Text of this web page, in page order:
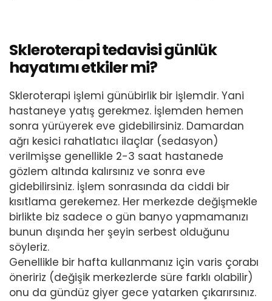
Skleroterapi tedavisi günlük
hayatımı etkiler mi?
Skleroterapi işlemi günübirlik bir işlemdir. Yani
hastaneye yatış gerekmez. İşlemden hemen
sonra yürüyerek eve gidebilirsiniz. Damardan
ağrı kesici rahatlatıcı ilaçlar (sedasyon)
verilmişse genellikle 2-3 saat hastanede
gözlem altında kalırsınız ve sonra eve
gidebilirsiniz. İşlem sonrasında da ciddi bir
kısıtlama gerekemez. Her merkezde değişmekle
birlikte biz sadece o gün banyo yapmamanızı
bunun dışında her şeyin serbest olduğunu
söyleriz.
Genellikle bir hafta kullanmanız için varis çorabı
öneririz (değişik merkezlerde süre farklı olabilir)
onu da gündüz giyer gece yatarken çıkarırsınız.